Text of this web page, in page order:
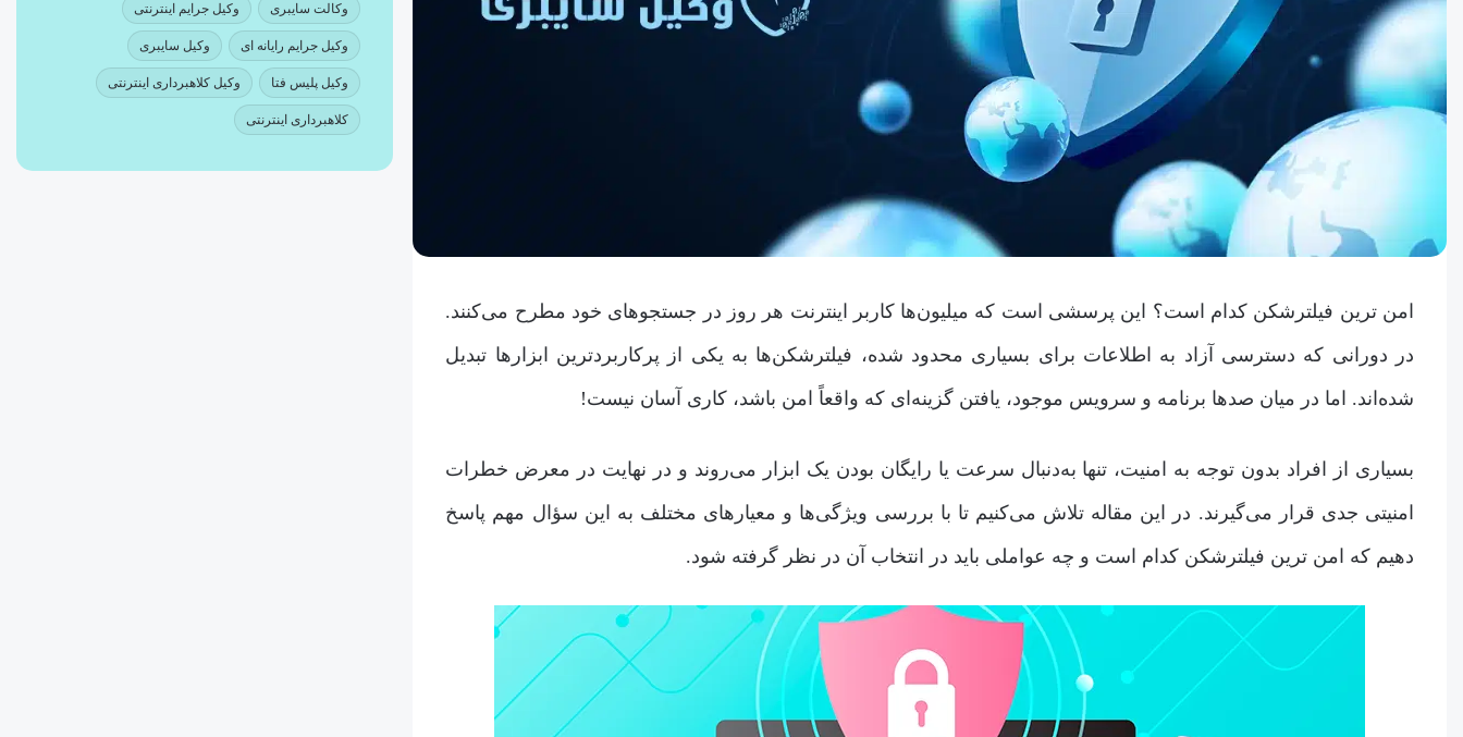
امن ترین فیلترشکن کدام است؟ این پرسشی است که میلیون‌ها کاربر اینترنت هر روز در جستجوهای خود مطرح می‌کنند.
در دورانی که دسترسی آزاد به اطلاعات برای بسیاری محدود شده، فیلترشکن‌ها به یکی از پرکاربردترین ابزارها تبدیل
شده‌اند. اما در میان صدها برنامه و سرویس موجود، یافتن گزینه‌ای که واقعاً امن باشد، کاری آسان نیست!
بسیاری از افراد بدون توجه به امنیت، تنها به‌دنبال سرعت یا رایگان بودن یک ابزار می‌روند و در نهایت در معرض خطرات
امنیتی جدی قرار می‌گیرند. در این مقاله تلاش می‌کنیم تا با بررسی ویژگی‌ها و معیارهای مختلف به این سؤال مهم پاسخ
دهیم که امن ترین فیلترشکن کدام است و چه عواملی باید در انتخاب آن در نظر گرفته شود.
وکالت سایبری وکیل جرایم اینترنتی
وکیل جرایم رایانه ای وکیل سایبری
وکیل پلیس فتا وکیل کلاهبرداری اینترنتی
کلاهبرداری اینترنتی